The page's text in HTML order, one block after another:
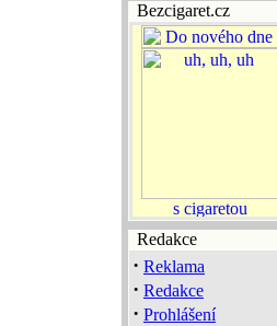
Bezcigaret.cz
Redakce
· Reklama
· Redakce
· Prohlášení